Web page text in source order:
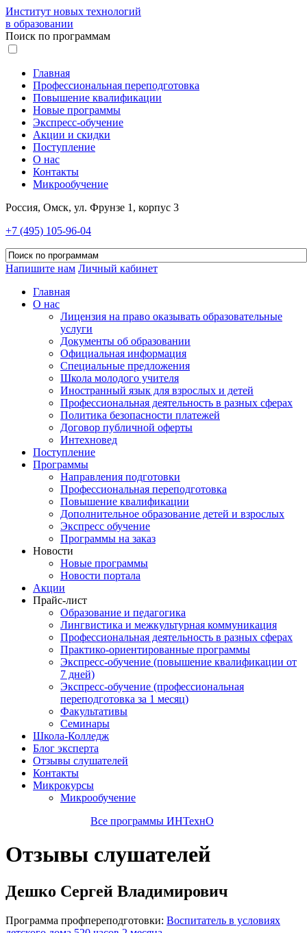
Институт новых технологий
в образовании
Поиск по программам
Главная
Профессиональная переподготовка
Повышение квалификации
Новые программы
Экспресс-обучение
Акции и скидки
Поступление
О нас
Контакты
Микрообучение
Россия, Омск, ул. Фрунзе 1, корпус 3
+7 (495) 105-96-04
Напишите нам Личный кабинет
Главная
О нас
Лицензия на право оказывать образовательные
услуги
Документы об образовании
Официальная информация
Специальные предложения
Школа молодого учителя
Иностранный язык для взрослых и детей
Профессиональная деятельность в разных сферах
Политика безопасности платежей
Договор публичной оферты
Интехновед
Поступление
Программы
Направления подготовки
Профессиональная переподготовка
Повышение квалификации
Дополнительное образование детей и взрослых
Экспресс обучение
Программы на заказ
Новости
Новые программы
Новости портала
Акции
Прайс-лист
Образование и педагогика
Лингвистика и межкультурная коммуникация
Профессиональная деятельность в разных сферах
Практико-ориентированные программы
Экспресс-обучение (повышение квалификации от
7 дней)
Экспресс-обучение (профессиональная
переподготовка за 1 месяц)
Факультативы
Семинары
Школа-Колледж
Блог эксперта
Отзывы слушателей
Контакты
Микрокурсы
Микрообучение
Все программы ИНТехнО
Отзывы слушателей
Дешко Сергей Владимирович
Программа профпереподготовки: Воспитатель в условиях